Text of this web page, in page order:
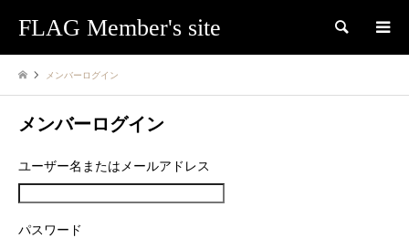
FLAG Member's site 検索
メンバーログイン
メンバーログイン
ユーザー名またはメールアドレス
パスワード